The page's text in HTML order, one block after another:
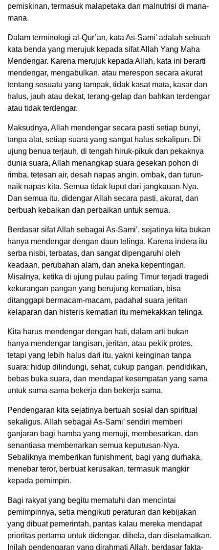
pemiskinan, termasuk malapetaka dan malnutrisi di mana-
mana.
Dalam terminologi al-Qur’an, kata As-Sami’ adalah sebuah
kata benda yang merujuk kepada sifat Allah Yang Maha
Mendengar. Karena merujuk kepada Allah, kata ini berarti
mendengar, mengabulkan, atau merespon secara akurat
tentang sesuatu yang tampak, tidak kasat mata, kasar dan
halus, jauh atau dekat, terang-gelap dan bahkan terdengar
atau tidak terdengar.
Maksudnya, Allah mendengar secara pasti setiap bunyi,
tanpa alat, setiap suara yang sangat halus sekalipun. Di
ujung benua terjauh, di tengah hiruk-pikuk dan pekaknya
dunia suara, Allah menangkap suara gesekan pohon di
rimba, tetesan air, desah napas angin, ombak, dan turun-
naik napas kita. Semua tidak luput dari jangkauan-Nya.
Dan semua itu, didengar Allah secara pasti, akurat, dan
berbuah kebaikan dan perbaikan untuk semua.
Berdasar sifat Allah sebagai As-Sami’, sejatinya kita bukan
hanya mendengar dengan daun telinga. Karena indera itu
serba nisbi, terbatas, dan sangat dipengaruhi oleh
keadaan, perubahan alam, dan aneka kepentingan.
Misalnya, ketika di ujung pulau paling Timur terjadi tragedi
kekurangan pangan yang berujung kematian, bisa
ditanggapi bermacam-macam, padahal suara jeritan
kelaparan dan histeris kematian itu memekakkan telinga.
Kita harus mendengar dengan hati, dalam arti bukan
hanya mendengar tangisan, jeritan, atau pekik protes,
tetapi yang lebih halus dari itu, yakni keinginan tanpa
suara: hidup dilindungi, sehat, cukup pangan, pendidikan,
bebas buka suara, dan mendapat kesempatan yang sama
untuk sama-sama bekerja dan bekerja sama.
Pendengaran kita sejatinya bertuah sosial dan spiritual
sekaligus. Allah sebagai As-Sami’ sendiri memberi
ganjaran bagi hamba yang memuji, membesarkan, dan
senantiasa membenarkan semua keputusan-Nya.
Sebaliknya memberikan funishment, bagi yang durhaka,
menebar teror, berbuat kerusakan, termasuk mangkir
kepada pemimpin.
Bagi rakyat yang begitu mematuhi dan mencintai
pemimpinnya, setia mengikuti peraturan dan kebijakan
yang dibuat pemerintah, pantas kalau mereka mendapat
prioritas pertama untuk didengar, dibela, dan diselamatkan.
Inilah pendengaran yang dirahmati Allah, berdasar fakta-